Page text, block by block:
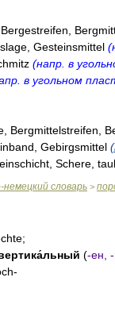
Gesteinsmittel
(напр. в
в угольном
Bergmittelstreifen,
Gebirgsmittel
Schere,
немецкий словарь >
(-ен,